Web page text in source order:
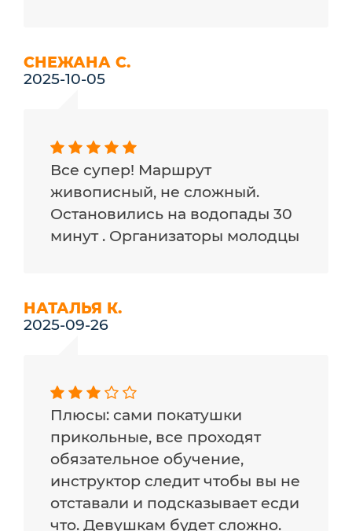
СНЕЖАНА С.
2025-10-05
Все супер! Маршрут
живописный, не сложный.
Остановились на водопады 30
минут . Организаторы молодцы
НАТАЛЬЯ К.
2025-09-26
Плюсы: сами покатушки
прикольные, все проходят
обязательное обучение,
инструктор следит чтобы вы не
отставали и подсказывает есди
что. Девушкам будет сложно.